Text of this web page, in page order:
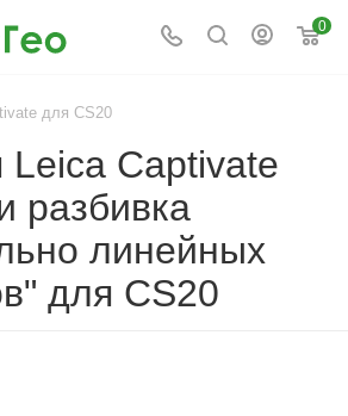
0
для CS20
Leica Captivate
разбивка
линейных
для CS20